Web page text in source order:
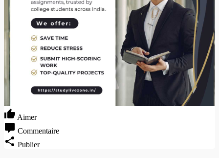
Aimer
Commentaire
Publier